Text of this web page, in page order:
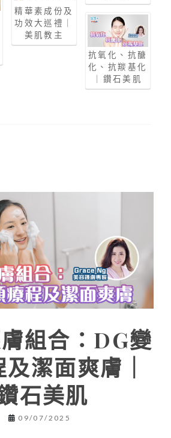
精華素成份及
功效大巡禮｜
美肌教主
抗氧化、抗醣
化、抗羰基化
｜鑽石美肌
組合：DG變
潔面爽膚｜
石美肌
09/07/2025